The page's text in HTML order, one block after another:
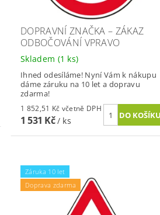
DOPRAVNÍ ZNAČKA – ZÁKAZ
ODBOČOVÁNÍ VPRAVO
Skladem (1 ks)
Ihned odesíláme! Nyní Vám k nákupu
dáme záruku na 10 let a dopravu
zdarma!
1 852,51 Kč včetně DPH
1 531 Kč/ ks
Záruka 10 let
Doprava zdarma